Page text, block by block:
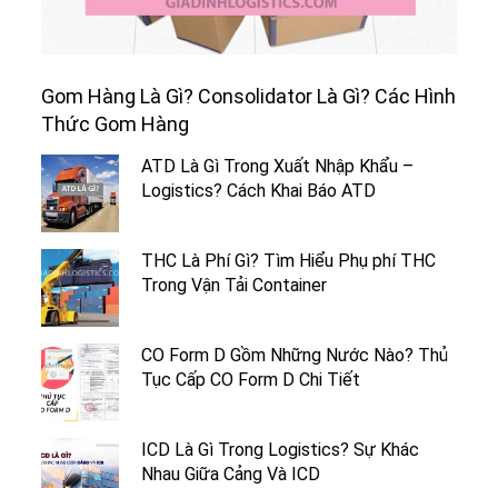
Gom Hàng Là Gì? Consolidator Là Gì? Các Hình
Thức Gom Hàng
ATD Là Gì Trong Xuất Nhập Khẩu –
Logistics? Cách Khai Báo ATD
THC Là Phí Gì? Tìm Hiểu Phụ phí THC
Trong Vận Tải Container
CO Form D Gồm Những Nước Nào? Thủ
Tục Cấp CO Form D Chi Tiết
ICD Là Gì Trong Logistics? Sự Khác
Nhau Giữa Cảng Và ICD